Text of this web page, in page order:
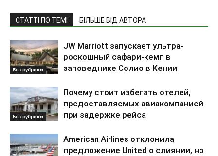
СТАТТІ ПО ТЕМІ БІЛЬШЕ ВІД АВТОРА
Без рубрики
JW Marriott запускает ультра-
роскошный сафари-кемп в
заповеднике Солио в Кении
Без рубрики
Почему стоит избегать отелей,
предоставляемых авиакомпанией
при задержке рейса
American Airlines отклонила
предложение United о слиянии, но